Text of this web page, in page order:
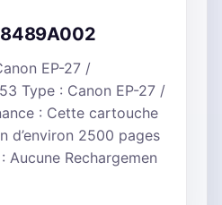
8489A002
EP-27 /
Type : Canon EP-27 /
: Cette cartouche
d’environ 2500 pages
Aucune Rechargemen